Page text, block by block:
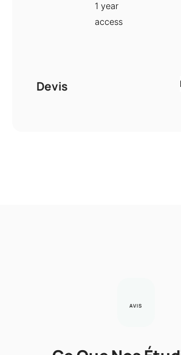
1 year
access
Devis
AVIS